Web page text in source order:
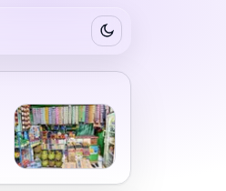
Switch to dark mode